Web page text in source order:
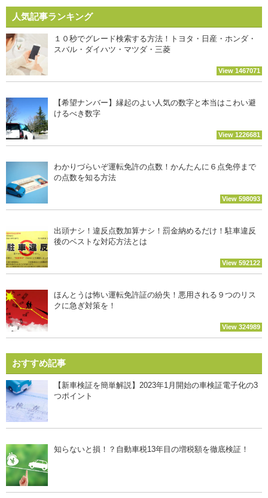
人気記事ランキング
１０秒でグレード検索する方法！トヨタ・日産・ホンダ・
スバル・ダイハツ・マツダ・三菱
View 1467071
【希望ナンバー】縁起のよい人気の数字と本当はこわい避
けるべき数字
View 1226681
わかりづらいぞ運転免許の点数！かんたんに６点免停まで
の点数を知る方法
View 598093
出頭ナシ！違反点数加算ナシ！罰金納めるだけ！駐車違反
後のベストな対応方法とは
View 592122
ほんとうは怖い運転免許証の紛失！悪用される９つのリス
クに急ぎ対策を！
View 324989
おすすめ記事
【新車検証を簡単解説】2023年1月開始の車検証電子化の3
つポイント
知らないと損！？自動車税13年目の増税額を徹底検証！